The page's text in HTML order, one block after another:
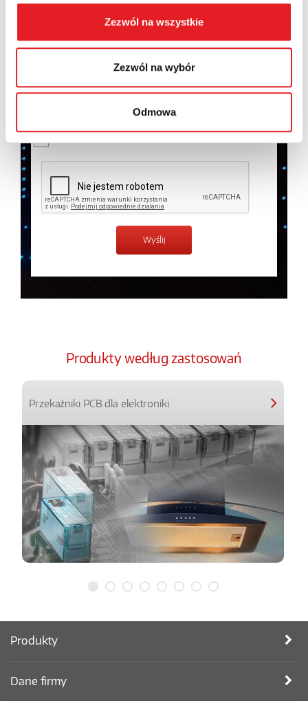
Zezwól na wszystkie
Zezwól na wybór
Odmowa
Wyrażam zgodę na przetwarzanie moich danych
temat przetwarzania danych osobowych wPolityce
Produkty według zastosowań
Przekaźniki PCB dla elektroniki
Produkty
Dane firmy